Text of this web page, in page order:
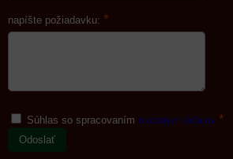
napíšte požiadavku: *
Súhlas so spracovaním osobných údajov *
Odoslať